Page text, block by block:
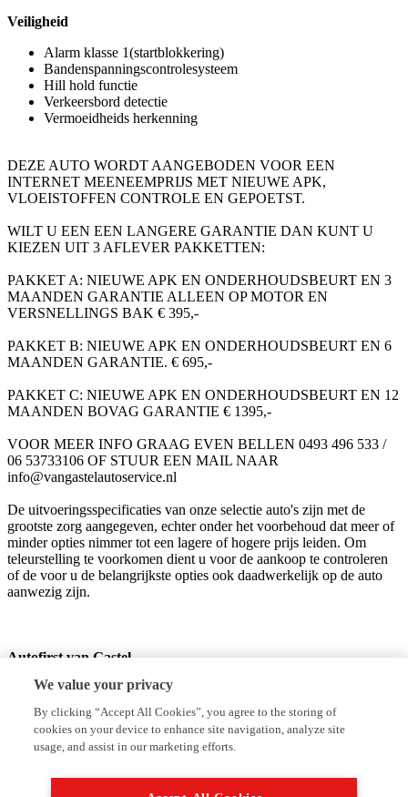
Veiligheid
Alarm klasse 1(startblokkering)
Bandenspanningscontrolesysteem
Hill hold functie
Verkeersbord detectie
Vermoeidheids herkenning
DEZE AUTO WORDT AANGEBODEN VOOR EEN
INTERNET MEENEEMPRIJS MET NIEUWE APK,
VLOEISTOFFEN CONTROLE EN GEPOETST.
WILT U EEN EEN LANGERE GARANTIE DAN KUNT U
KIEZEN UIT 3 AFLEVER PAKKETTEN:
PAKKET A: NIEUWE APK EN ONDERHOUDSBEURT EN 3
MAANDEN GARANTIE ALLEEN OP MOTOR EN
VERSNELLINGS BAK € 395,-
PAKKET B: NIEUWE APK EN ONDERHOUDSBEURT EN 6
MAANDEN GARANTIE. € 695,-
PAKKET C: NIEUWE APK EN ONDERHOUDSBEURT EN 12
MAANDEN BOVAG GARANTIE € 1395,-
VOOR MEER INFO GRAAG EVEN BELLEN 0493 496 533 /
06 53733106 OF STUUR EEN MAIL NAAR
info@vangastelautoservice.nl
De uitvoeringsspecificaties van onze selectie auto's zijn met de
grootste zorg aangegeven, echter onder het voorbehoud dat meer of
minder opties nimmer tot een lagere of hogere prijs leiden. Om
teleurstelling te voorkomen dient u voor de aankoop te controleren
of de voor u de belangrijkste opties ook daadwerkelijk op de auto
aanwezig zijn.
Autofirst van Gastel
5711ES Someren
0493496533
info@vangastelautoservice.nl
autofirst-vangastel.nl
We value your privacy
By clicking “Accept All Cookies”, you agree to the storing of
cookies on your device to enhance site navigation, analyze site
usage, and assist in our marketing efforts.